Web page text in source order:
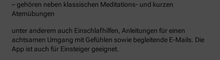
– gehören neben klassischen Meditations- und kurzen
Atemübungen
unter anderem auch Einschlafhilfen, Anleitungen für einen
achtsamen Umgang mit Gefühlen sowie begleitende E-Mails. Die
App ist auch für Einsteiger geeignet.